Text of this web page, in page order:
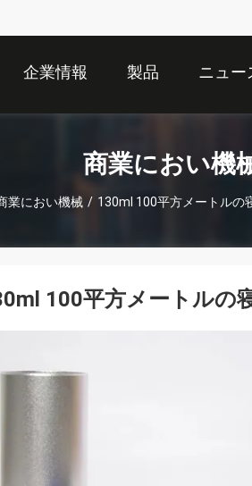
企業情報 製品 ニュー
商業におい機
業におい機械 / 130ml 100平方メートルの
100平方メートルの